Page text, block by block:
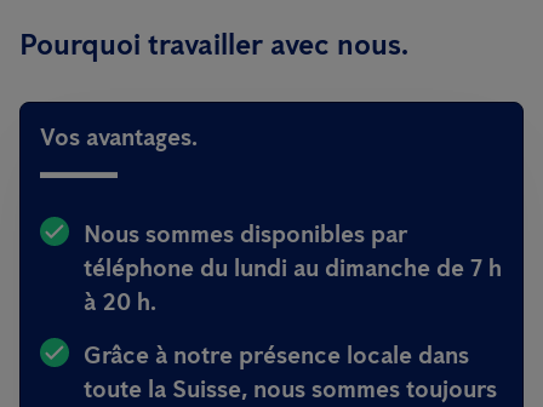
Pourquoi travailler avec nous.
Vos avantages.
Nous sommes disponibles par
téléphone du lundi au dimanche de 7 h
à 20 h.
Grâce à notre présence locale dans
toute la Suisse, nous sommes toujours